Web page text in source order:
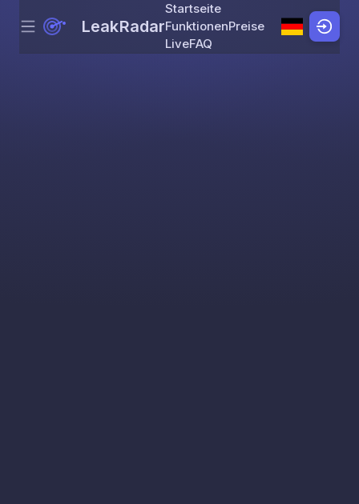
Skip to content
Menu LeakRadar
Startseite
FunktionenPreise
LiveFAQ